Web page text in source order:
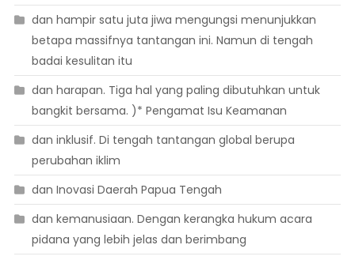
dan hampir satu juta jiwa mengungsi menunjukkan
betapa massifnya tantangan ini. Namun di tengah
badai kesulitan itu
dan harapan. Tiga hal yang paling dibutuhkan untuk
bangkit bersama. )* Pengamat Isu Keamanan
dan inklusif. Di tengah tantangan global berupa
perubahan iklim
dan Inovasi Daerah Papua Tengah
dan kemanusiaan. Dengan kerangka hukum acara
pidana yang lebih jelas dan berimbang